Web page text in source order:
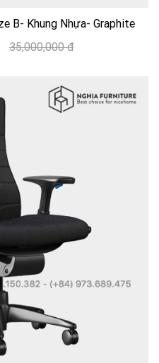
B- Khung Nhựa- Graphite
35,000,000 đ